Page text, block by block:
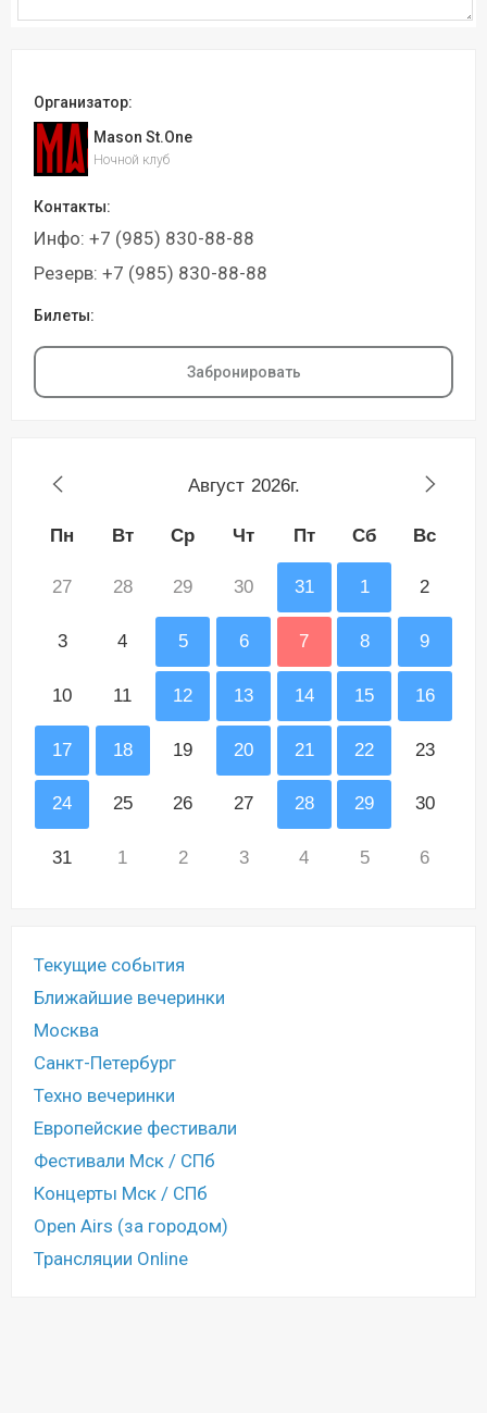
Организатор:
Mason St.One
Ночной клуб
Контакты:
Инфо: +7 (985) 830-88-88
Резерв: +7 (985) 830-88-88
Билеты:
Забронировать
Август 2026г.
Пн Вт Ср Чт Пт Сб Вс
27 28 29 30 31 1 2
3 4 5 6 7 8 9
10 11 12 13 14 15 16
17 18 19 20 21 22 23
24 25 26 27 28 29 30
31 1 2 3 4 5 6
Текущие события
Ближайшие вечеринки
Москва
Санкт-Петербург
Техно вечеринки
Европейские фестивали
Фестивали Мск / СПб
Концерты Мск / СПб
Open Airs (за городом)
Трансляции Online